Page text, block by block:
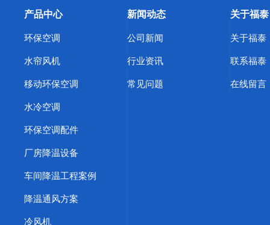
产品中心
环保空调
水帘风机
移动环保空调
水冷空调
环保空调配件
厂房降温设备
车间降温工程案例
降温通风方案
冷风机
新闻动态
公司新闻
行业资讯
常见问题
关于福泰
关于福泰
联系福泰
在线留言